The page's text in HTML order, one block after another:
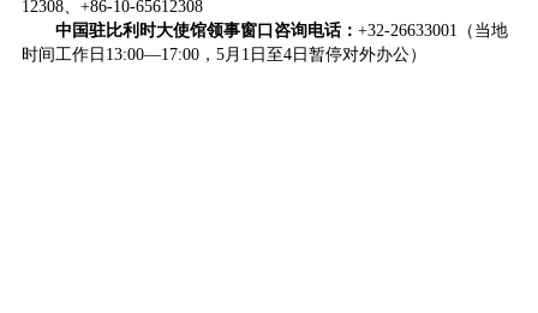
12308、 +86-10-65612308
中国驻比利时大使馆领事窗口咨询电话： +32-26633001（当地
时间工作日13:00—17:00，5月1日至4日暂停对外办公）